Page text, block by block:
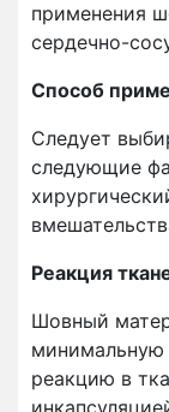
применения
сердечно-
Способ
Следует
следующие
Реакция
Шовный
минимальную
реакцию в